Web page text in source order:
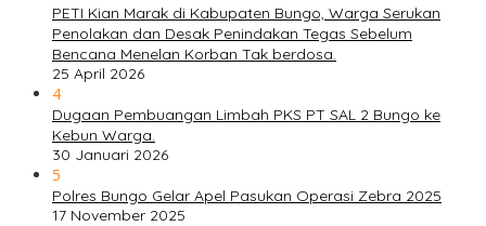
PETI Kian Marak di Kabupaten Bungo, Warga Serukan
Penolakan dan Desak Penindakan Tegas Sebelum
Bencana Menelan Korban Tak berdosa.
25 April 2026
4
Dugaan Pembuangan Limbah PKS PT SAL 2 Bungo ke
Kebun Warga.
30 Januari 2026
5
Polres Bungo Gelar Apel Pasukan Operasi Zebra 2025
17 November 2025